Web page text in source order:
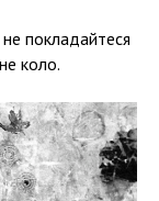
покладайтеся
коло.